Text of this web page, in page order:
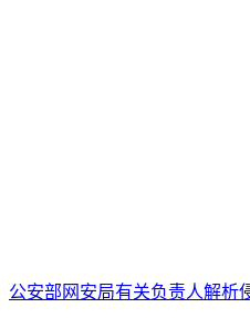
公安部网安局有关负责人解析